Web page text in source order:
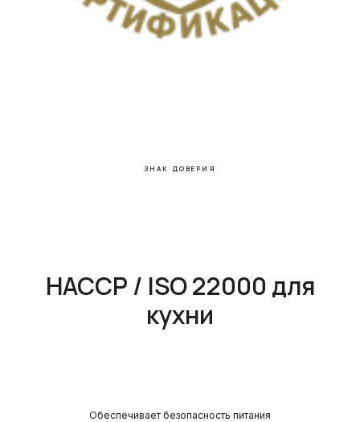
ЗНАК ДОВЕРИЯ
HACCP / ISO 22000 для
кухни
Обеспечивает безопасность питания